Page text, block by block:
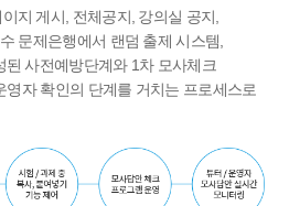
지 게시, 전체공지, 강의실 공지,
문제은행에서 랜덤 출제 시스템,
사전예방단계와 1차 모사체크
영자 확인의 단계를 거치는 프로세스로